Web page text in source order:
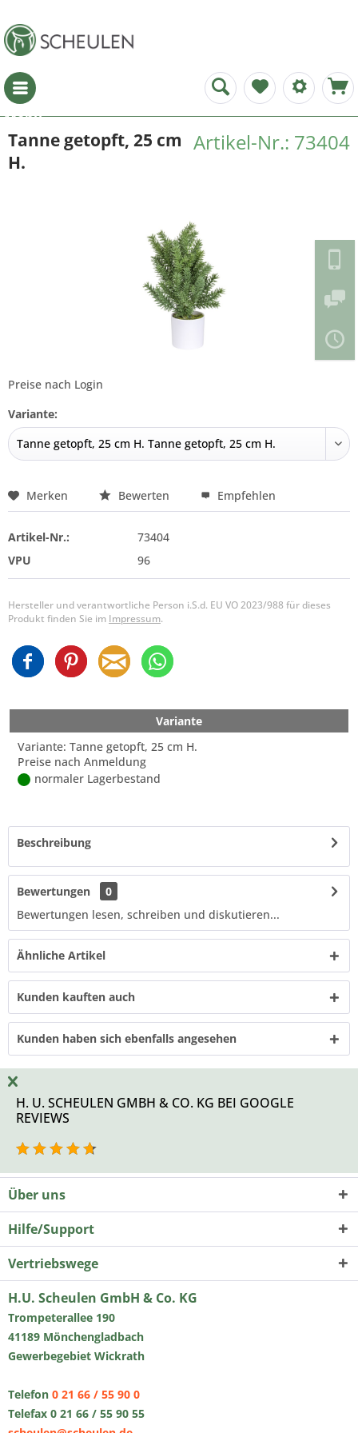
Menü
Artikel-Nr.: 73404
Tanne getopft, 25 cm
H.
Preise nach Login
Variante:
Merken Bewerten Empfehlen
Artikel-Nr.:
73404
VPU
96
Hersteller und verantwortliche Person i.S.d. EU VO 2023/988 für dieses
Produkt finden Sie im Impressum.
Variante
Variante: Tanne getopft, 25 cm H.
Preise nach Anmeldung
normaler Lagerbestand
Beschreibung
Bewertungen
0
Bewertungen lesen, schreiben und diskutieren...
Ähnliche Artikel
Kunden kauften auch
Kunden haben sich ebenfalls angesehen
H. U. SCHEULEN GMBH & CO. KG BEI GOOGLE
REVIEWS
Über uns
Hilfe/Support
Vertriebswege
H.U. Scheulen GmbH & Co. KG
Trompeterallee 190
41189 Mönchengladbach
Gewerbegebiet Wickrath
Telefon 0 21 66 / 55 90 0
Telefax 0 21 66 / 55 90 55